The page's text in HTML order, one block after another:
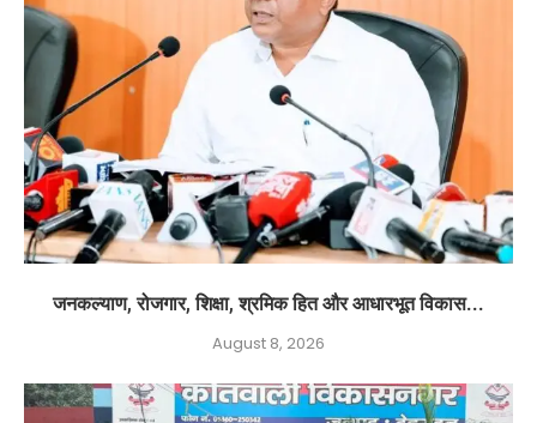
जनकल्याण, रोजगार, शिक्षा, श्रमिक हित और आधारभूत विकास...
August 8, 2026